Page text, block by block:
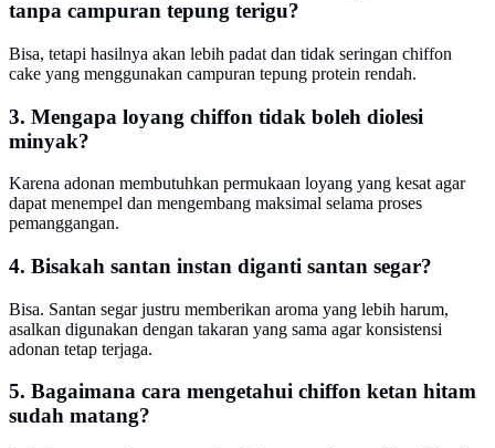
tanpa campuran tepung terigu?
Bisa, tetapi hasilnya akan lebih padat dan tidak seringan chiffon
cake yang menggunakan campuran tepung protein rendah.
3. Mengapa loyang chiffon tidak boleh diolesi
minyak?
Karena adonan membutuhkan permukaan loyang yang kesat agar
dapat menempel dan mengembang maksimal selama proses
pemanggangan.
4. Bisakah santan instan diganti santan segar?
Bisa. Santan segar justru memberikan aroma yang lebih harum,
asalkan digunakan dengan takaran yang sama agar konsistensi
adonan tetap terjaga.
5. Bagaimana cara mengetahui chiffon ketan hitam
sudah matang?